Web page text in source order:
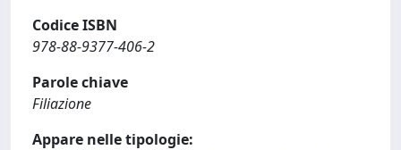
Codice ISBN
978-88-9377-406-2
Parole chiave
Filiazione
Appare nelle tipologie: